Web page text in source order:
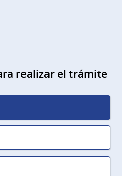
realizar el trámite